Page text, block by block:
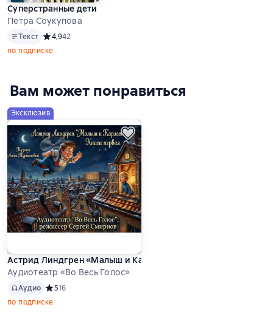
Суперстранные дети
Петра Соукупова
Текст
Текст Средний рейтинг 4,9 на основе 42 оценок
4,942
по подписке
Вам может понравиться
Эксклюзив
Астрид Линдгрен «Малыш и Карлсон, который живет на
Аудиотеатр «Во Весь Голос»
Аудио
Аудио Средний рейтинг 5 на основе 16 оценок
516
по подписке